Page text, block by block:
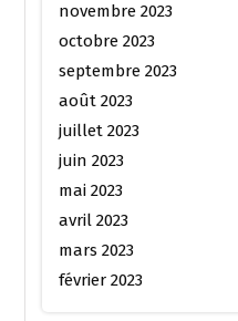
novembre 2023
octobre 2023
septembre 2023
août 2023
juillet 2023
juin 2023
mai 2023
avril 2023
mars 2023
février 2023